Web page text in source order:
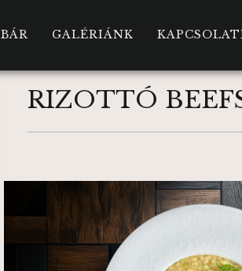
BÁR GALÉRIÁNK
RIZOTTÓ